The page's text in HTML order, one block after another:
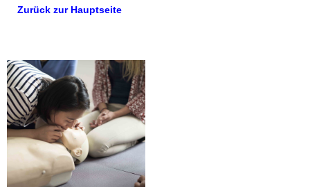
Zurück zur Hauptseite